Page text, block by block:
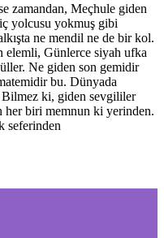
zamandan, Meçhule giden
yolcusu yokmuş gibi
ne mendil ne de bir kol.
elemli, Günlerce siyah ufka
Ne giden son gemidir
bu. Dünyada
ki, giden sevgililer
biri memnun ki yerinden.
seferinden